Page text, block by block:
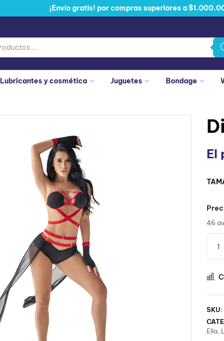
¡Envío gratis! por compras superiores a
Lubricantes y cosmética Juguetes Bondage
El
46
SKU:
Ella